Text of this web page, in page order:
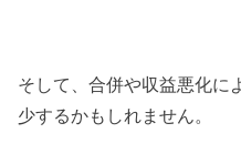
そして、合併や収益悪化に
少するかもしれません。